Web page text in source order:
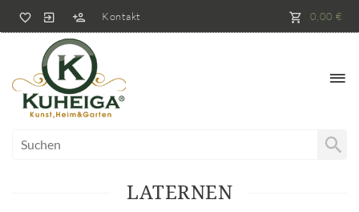
Kontakt 0,00 €
LATERNEN